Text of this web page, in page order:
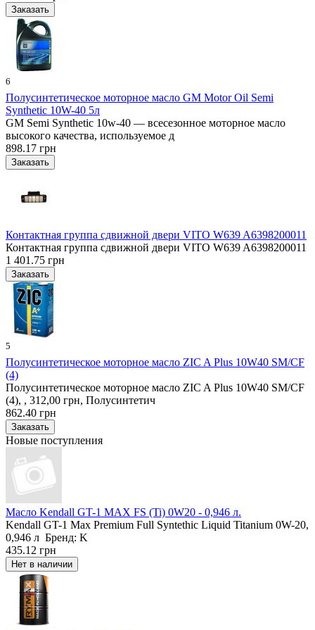
6
Полусинтетическое моторное масло GM Motor Oil Semi
Synthetic 10W-40 5л
GM Semi Synthetic 10w-40 — всесезонное моторное масло
высокого качества, используемое д
898.17 грн
Контактная группа сдвижной двери VITO W639 A6398200011
Контактная группа сдвижной двери VITO W639 A6398200011
1 401.75 грн
5
Полусинтетическое моторное масло ZIC A Plus 10W40 SM/CF
(4)
Полусинтетическое моторное масло ZIC A Plus 10W40 SM/CF
(4), , 312,00 грн, Полусинтетич
862.40 грн
Новые поступления
Масло Kendall GT-1 MAX FS (Ti) 0W20 - 0,946 л.
Kendall GT-1 Max Premium Full Syntethic Liquid Titanium 0W-20,
0,946 л Бренд: K
435.12 грн